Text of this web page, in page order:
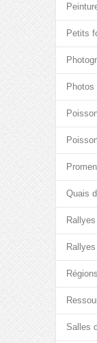
Petits
Quais
Régions
Salles